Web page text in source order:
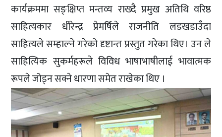
कार्यक्रममा सङ्क्षिप्त मन्तव्य राख्दै प्रमुख अतिथि वरिष्ठ
साहित्यकार धीरेन्द्र प्रेमर्षिले राजनीति लडखडाउँदा
साहित्यले सम्हाल्ने गरेको दृष्टान्त प्रस्तुत गरेका थिए। उन ले
साहित्यिक सुकर्महरूले विविध भाषाभाषीलाई भावात्मक
रूपले जोड्न सक्ने धारणा समेत राखेका थिए ।